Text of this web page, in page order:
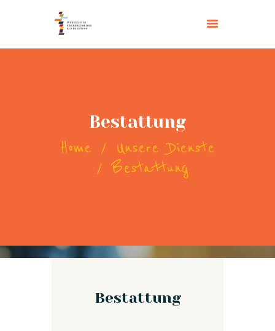
Bestattung
Home
Unsere Dienste
Bestattung
ÜBER UNS
GEMEINDELEBEN
GEMEINDEHAUS
SPENDEN
Amtshandlungen
Bestattung